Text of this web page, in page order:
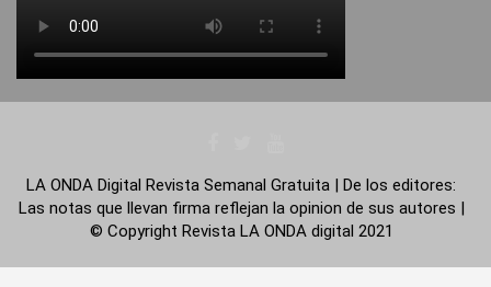
LA ONDA Digital Revista Semanal Gratuita | De los editores:
Las notas que llevan firma reflejan la opinion de sus autores |
© Copyright Revista LA ONDA digital 2021